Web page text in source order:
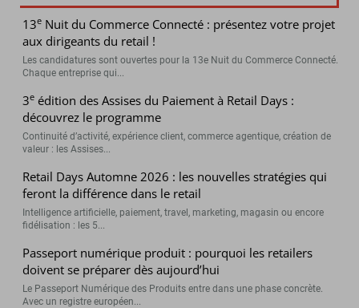
13e Nuit du Commerce Connecté : présentez votre projet
aux dirigeants du retail !
Les candidatures sont ouvertes pour la 13e Nuit du Commerce Connecté.
Chaque entreprise qui...
3e édition des Assises du Paiement à Retail Days :
découvrez le programme
Continuité d’activité, expérience client, commerce agentique, création de
valeur : les Assises...
Retail Days Automne 2026 : les nouvelles stratégies qui
feront la différence dans le retail
Intelligence artificielle, paiement, travel, marketing, magasin ou encore
fidélisation : les 5...
Passeport numérique produit : pourquoi les retailers
doivent se préparer dès aujourd’hui
Le Passeport Numérique des Produits entre dans une phase concrète.
Avec un registre européen...